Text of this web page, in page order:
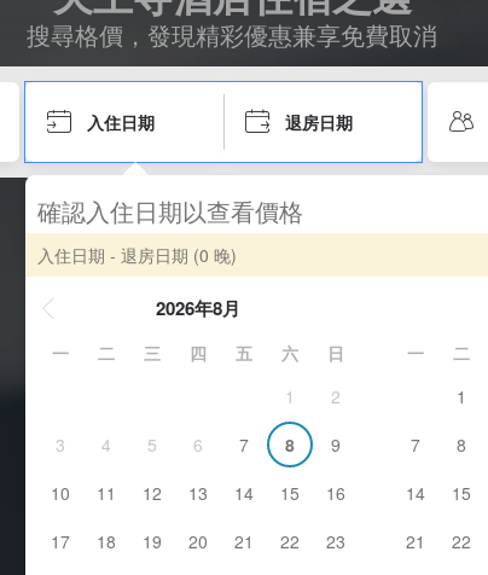
搜尋格價，發現精彩優惠兼享免費取消
入住日期 退房日期
確認入住日期以查看價格
入住日期 - 退房日期 (0 晚)
2026年8月
一 二 三 四 五 六
日
1
2
3
4 5 6 7 8
9
10
11 12 13 14 15
16
17
18 19 20 21 22
23
一 二
1
7
8
14
15
21
22